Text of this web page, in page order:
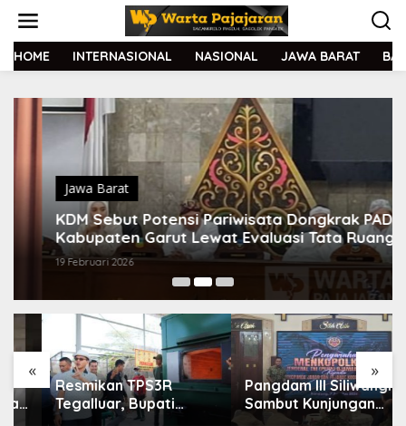
t
HOME INTERNASIONAL NASIONAL JAWA BARAT
Jawa Barat
KDM Sebut Potensi Pariwisata Dongkrak PAD
Kabupaten Garut Lewat Evaluasi Tata Ruang
19 Februari 2026
« »
Resmikan TPS3R
Tegalluar, Bupati
Bandung: Sampah
Pangdam III Siliwangi
Sambut Kunjungan
Kerja Menkopolkam: